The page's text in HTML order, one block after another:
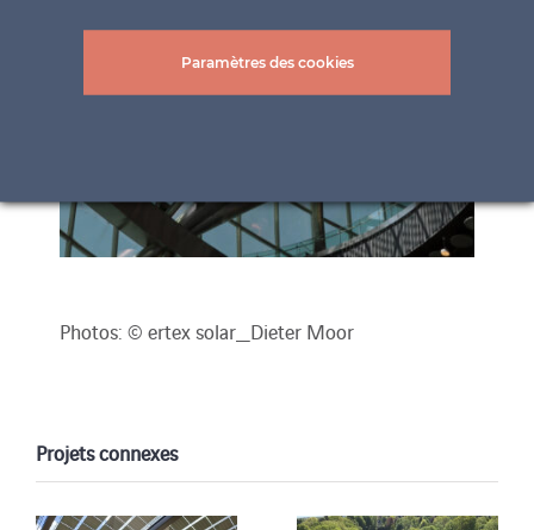
Photos: © ertex solar_Dieter Moor
Projets connexes
Paramètres des cookies